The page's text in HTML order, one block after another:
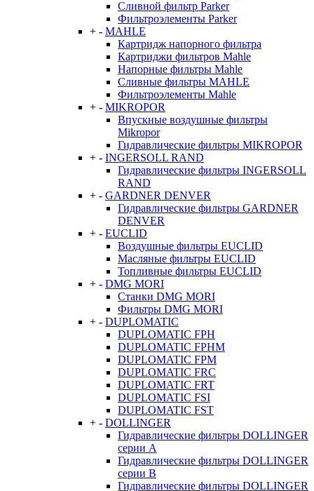
Сливной фильтр Parker
Фильтроэлементы Parker
+ - MAHLE
Картридж напорного фильтра
Картриджи фильтров Mahle
Напорные фильтры Mahle
Сливные фильтры MAHLE
Фильтроэлементы Mahle
+ - MIKROPOR
Впускные воздушные фильтры
Mikropor
Гидравлические фильтры MIKROPOR
+ - INGERSOLL RAND
Гидравлические фильтры INGERSOLL
RAND
+ - GARDNER DENVER
Гидравлические фильтры GARDNER
DENVER
+ - EUCLID
Воздушные фильтры EUCLID
Масляные фильтры EUCLID
Топливные фильтры EUCLID
+ - DMG MORI
Станки DMG MORI
Фильтры DMG MORI
+ - DUPLOMATIC
DUPLOMATIC FPH
DUPLOMATIC FPHM
DUPLOMATIC FPM
DUPLOMATIC FRC
DUPLOMATIC FRT
DUPLOMATIC FSI
DUPLOMATIC FST
+ - DOLLINGER
Гидравлические фильтры DOLLINGER
серии A
Гидравлические фильтры DOLLINGER
серии B
Гидравлические фильтры DOLLINGER